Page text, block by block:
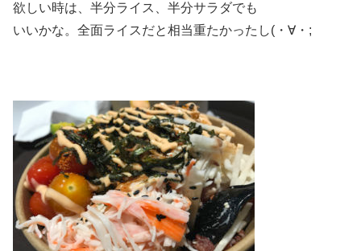
欲しい時は、半分ライス、半分サラダでも
いいかな。全面ライスだと相当重たかったし(・∀・;